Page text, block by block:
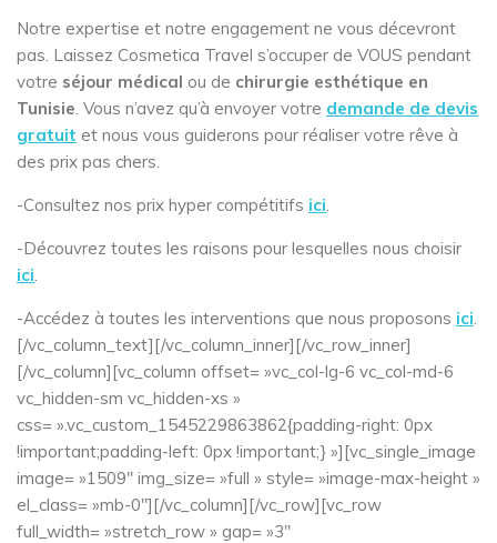
Notre expertise et notre engagement ne vous décevront
pas. Laissez Cosmetica Travel s’occuper de VOUS pendant
votre séjour médical ou de chirurgie esthétique en
Tunisie. Vous n’avez qu’à envoyer votre demande de devis
gratuit et nous vous guiderons pour réaliser votre rêve à
des prix pas chers.
-Consultez nos prix hyper compétitifs ici.
-Découvrez toutes les raisons pour lesquelles nous choisir
ici.
-Accédez à toutes les interventions que nous proposons ici.
[/vc_column_text][/vc_column_inner][/vc_row_inner]
[/vc_column][vc_column offset= »vc_col-lg-6 vc_col-md-6
vc_hidden-sm vc_hidden-xs »
css= ».vc_custom_1545229863862{padding-right: 0px
!important;padding-left: 0px !important;} »][vc_single_image
image= »1509″ img_size= »full » style= »image-max-height »
el_class= »mb-0″][/vc_column][/vc_row][vc_row
full_width= »stretch_row » gap= »3″